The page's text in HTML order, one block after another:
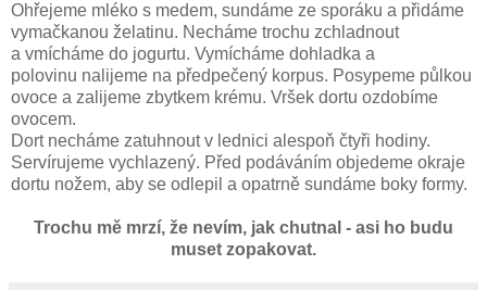
Ohřejeme mléko s medem, sundáme ze sporáku a přidáme
vymačkanou želatinu. Necháme trochu zchladnout
a vmícháme do jogurtu. Vymícháme dohladka a
polovinu nalijeme na předpečený korpus. Posypeme půlkou
ovoce a zalijeme zbytkem krému. Vršek dortu ozdobíme
ovocem.
Dort necháme zatuhnout v lednici alespoň čtyři hodiny.
Servírujeme vychlazený. Před podáváním objedeme okraje
dortu nožem, aby se odlepil a opatrně sundáme boky formy.
Trochu mě mrzí, že nevím, jak chutnal - asi ho budu
muset zopakovat.